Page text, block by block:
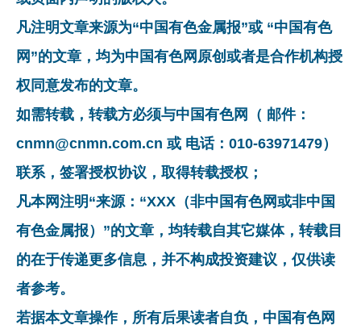
凡注明文章来源为“中国有色金属报”或 “中国有色
网”的文章，均为中国有色网原创或者是合作机构授
权同意发布的文章。
如需转载，转载方必须与中国有色网（ 邮件：
cnmn@cnmn.com.cn 或 电话：010-63971479）
联系，签署授权协议，取得转载授权；
凡本网注明“来源：“XXX（非中国有色网或非中国
有色金属报）”的文章，均转载自其它媒体，转载目
的在于传递更多信息，并不构成投资建议，仅供读
者参考。
若据本文章操作，所有后果读者自负，中国有色网